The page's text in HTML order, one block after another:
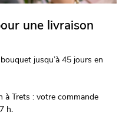
une livraison
jusqu’à 45 jours en
à Trets : votre commande
h.